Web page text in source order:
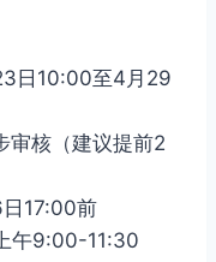
日10:00至4月29
审核（建议提前2
17:00前
午9:00-11:30